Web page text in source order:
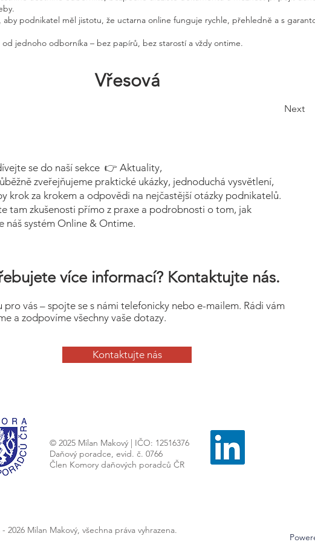
aby podnikatel měl jistotu, že uctarna online funguje rychle, přehledně a s
jednoho odborníka – bez papírů, bez starostí a vždy ontime.
Vřesová
Next
se do naší sekce 👉 Aktuality,
zveřejňujeme praktické ukázky, jednoduchá vysvětlení,
krok za krokem a odpovědi na nejčastější otázky podnikatelů.
tam zkušenosti přímo z praxe a podrobnosti o tom, jak
náš systém Online & Ontime.
více informací? Kontaktujte nás.
pro vás – spojte se s námi telefonicky nebo e-mailem. Rádi vám
a zodpovíme všechny vaše dotazy.
Kontaktujte nás
© 2025 Milan Makový | IČO: 12516376
Daňový poradce, evid. č. 0766
Člen Komory daňových poradců ČR
2026 Milan Makový, všechna práva vyhrazena.